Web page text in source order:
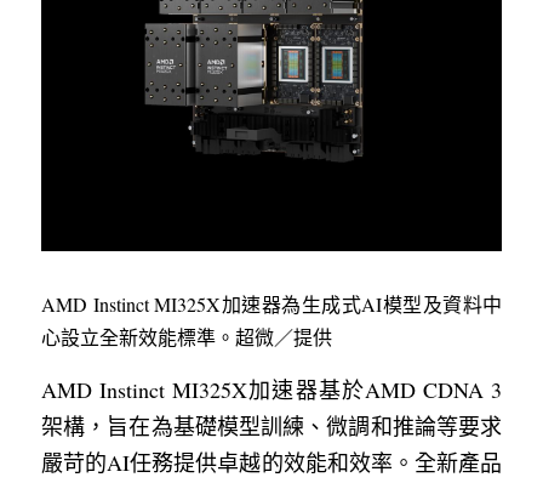
AMD Instinct MI325X加速器為生成式AI模型及資料中
心設立全新效能標準。超微／提供
AMD Instinct MI325X加速器基於AMD CDNA 3
架構，旨在為基礎模型訓練、微調和推論等要求
嚴苛的AI任務提供卓越的效能和效率。全新產品